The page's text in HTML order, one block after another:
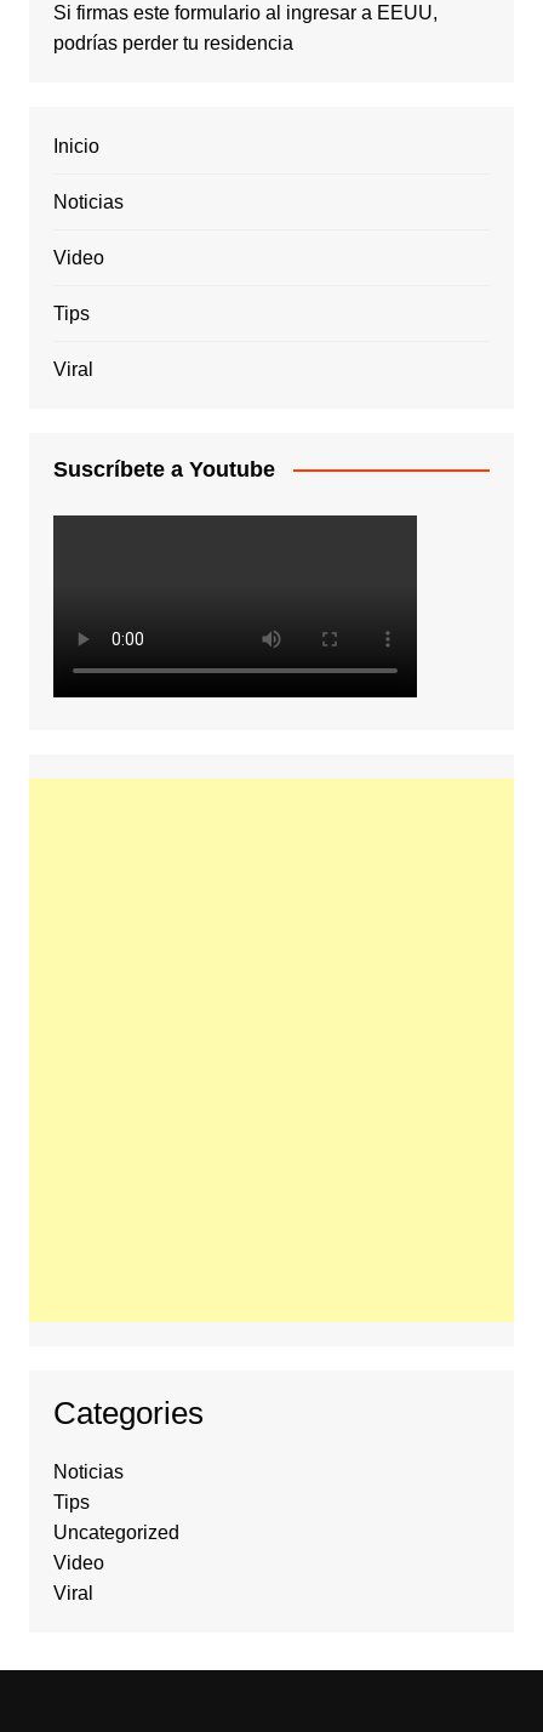
Si firmas este formulario al ingresar a EEUU,
podrías perder tu residencia
Inicio
Noticias
Video
Tips
Viral
Suscríbete a Youtube
Categories
Noticias
Tips
Uncategorized
Video
Viral